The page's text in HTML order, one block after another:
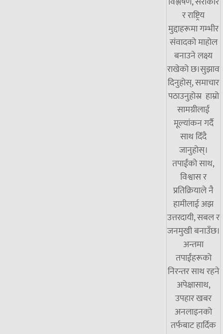
र राष्ट्रिय
मुद्दाहरूमा गम्भीर
संवादको माहोल
बनाउने लक्ष्य
राखेको छ।सुझाव
दिनुहोस्, समाचार
पठाउनुहोस्र हाम्रो
सामग्रीलाई
मूल्यांकन गर्दै
साथ दिँदै
जानुहोस्।
तपाईंको साथ,
विश्वास र
प्रतिक्रियाले नै
हामीलाई अझ
उत्तरदायी, सबल र
जनमुखी बनाउँछ।
अन्तमा
तपाईंहरूको
निरन्तर साथ रहने
अपेक्षासाथ,
उपहार खबर
अनलाइनको
तर्फबाट हार्दिक